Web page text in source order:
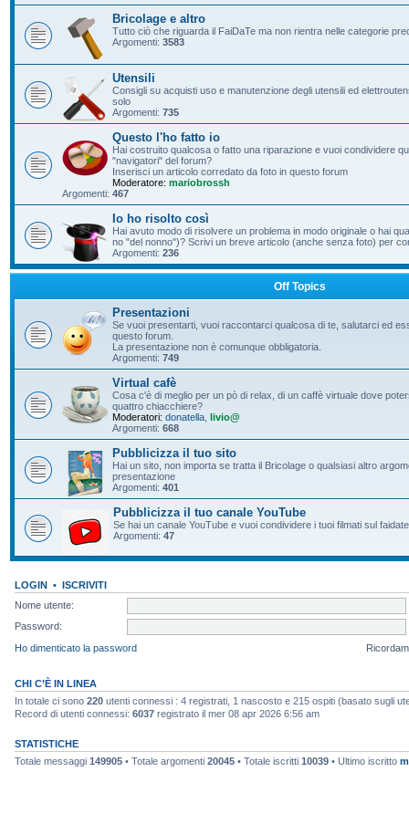
Bricolage e altro
Tutto ciò che riguarda il FaiDaTe ma non rientra nelle categorie
Argomenti: 3583
Utensili
Consigli su acquisti uso e manutenzione degli utensili ed
solo
Argomenti: 735
Questo l'ho fatto io
Hai costruito qualcosa o fatto una riparazione e vuoi condividere
"navigatori" del forum?
Inserisci un articolo corredato da foto in questo forum
Moderatore: mariobrossh
Argomenti: 467
Io ho risolto così
Hai avuto modo di risolvere un problema in modo originale o hai
no "del nonno")? Scrivi un breve articolo (anche senza foto) per
Argomenti: 236
Off Topics
Presentazioni
Se vuoi presentarti, vuoi raccontarci qualcosa di te, salutarci ed
questo forum.
La presentazione non è comunque obbligatoria.
Argomenti: 749
Virtual cafè
Cosa c'è di meglio per un pò di relax, di un caffè virtuale dove
quattro chiacchiere?
Moderatori: donatella livio@
Argomenti: 668
Pubblicizza il tuo sito
Hai un sito, non importa se tratta il Bricolage o qualsiasi altro
presentazione
Argomenti: 401
Pubblicizza il tuo canale YouTube
Se hai un canale YouTube e vuoi condividere i tuoi filmati sul
Argomenti: 47
LOGIN • ISCRIVITI
Nome utente:
Password:
Ho dimenticato la password
CHI C’È IN LINEA
In totale ci sono 220 utenti connessi : 4 registrati, 1 nascosto e 215 ospiti (basato sugli
Record di utenti connessi: 6037 registrato il mer 08 apr 2026 6:56 am
STATISTICHE
Totale messaggi 149905 • Totale argomenti 20045 • Totale iscritti 10039 • Ultimo iscritto